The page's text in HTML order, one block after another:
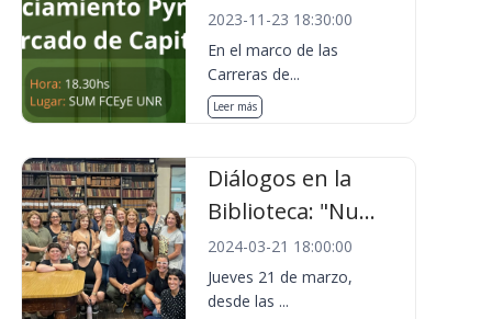
2023-11-23 18:30:00
En el marco de las
Carreras de...
Leer más
Diálogos en la
Biblioteca: "Nu...
2024-03-21 18:00:00
Jueves 21 de marzo,
desde las ...